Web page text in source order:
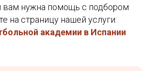
нужна помощь с подбором
на страницу нашей услуги:
академии в Испании